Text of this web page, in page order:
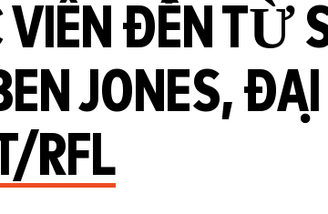
ĐẾN TỪ
JONES,
RFL